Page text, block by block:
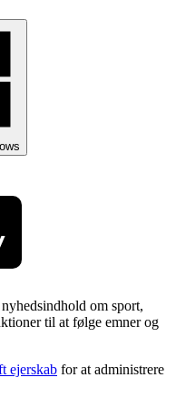
om sport,
til at følge emner og
ejerskab for at administrere